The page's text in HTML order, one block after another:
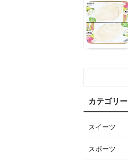
カテゴリー
スイーツ
スポーツ